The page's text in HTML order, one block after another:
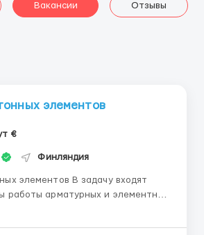
Вакансии Отзывы
элементов
€
Финляндия
элементов В задачу входят
работы арматурных и элементных
у вас есть предыдущий опыт